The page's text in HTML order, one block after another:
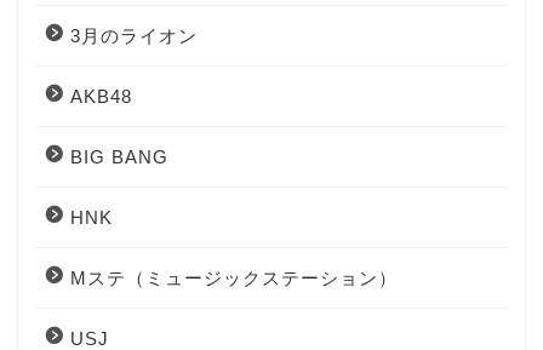
3月のライオン
AKB48
BIG BANG
HNK
Mステ（ミュージックステーション）
USJ